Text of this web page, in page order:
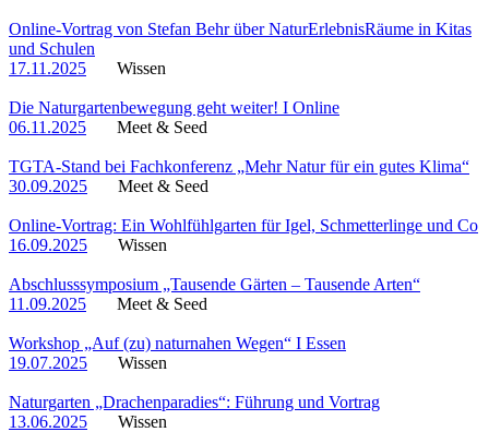
Online-Vortrag von Stefan Behr über NaturErlebnisRäume in Kitas
und Schulen
17.11.2025
Wissen
Die Naturgartenbewegung geht weiter! I Online
06.11.2025
Meet & Seed
TGTA-Stand bei Fachkonferenz „Mehr Natur für ein gutes Klima“
30.09.2025
Meet & Seed
Online-Vortrag: Ein Wohlfühlgarten für Igel, Schmetterlinge und Co
16.09.2025
Wissen
Abschlusssymposium „Tausende Gärten – Tausende Arten“
11.09.2025
Meet & Seed
Workshop „Auf (zu) naturnahen Wegen“ I Essen
19.07.2025
Wissen
Naturgarten „Drachenparadies“: Führung und Vortrag
13.06.2025
Wissen